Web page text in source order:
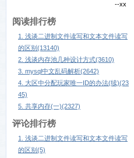
--xx
阅读排行榜
1. 浅谈二进制文件读写和文本文件读写
的区别(13140)
2. 浅谈内存池几种设计方式(3610)
3. mysql中文乱码解析(2642)
4. 大区中分配玩家唯一ID的办法(续)(23
45)
5. 共享内存(一)(2327)
评论排行榜
1. 浅谈二进制文件读写和文本文件读写
的区别(5)